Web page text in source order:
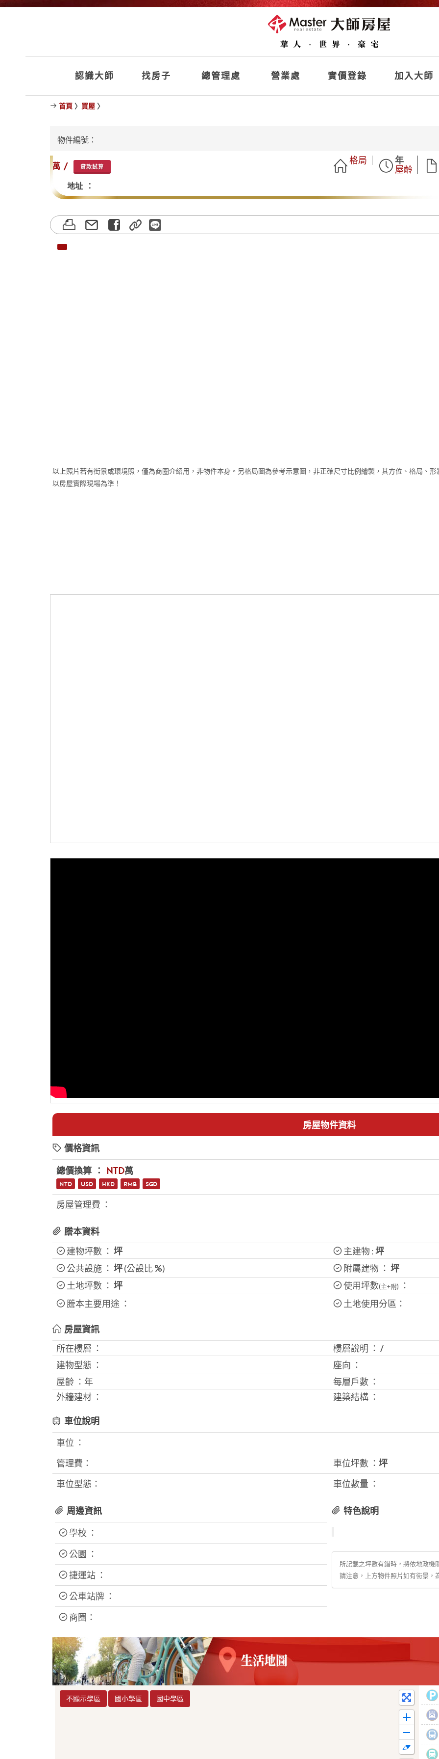
認識大師 找房子 總管理處 營業處 實價登錄 加入大師
首頁 〉 買屋 〉
物件編號：
萬 / 貸款試算
地址 ：
格局
年
屋齡
以上照片若有街景或環境照，僅為商圈介紹用，非物件本身。另格局圖為參考示意圖，非正確尺寸比例繪製，其方位、格局、形
以房屋實際現場為準！
房屋物件資料
價格資訊
總價換算 ： NTD萬
NTD USD HKD RMB SGD
房屋管理費 ：
謄本資料
建物坪數 ： 坪 主建物 :坪
公共設施 ： 坪(公設比%) 附屬建物 ： 坪
土地坪數 ： 坪 使用坪數(主+附)
：
謄本主要用途 ：
土地使用分區：
房屋資訊
所在樓層 ： 樓層說明 ： /
建物型態 ：
座向 ：
屋齡 ： 年
每層戶數 ：
外牆建材 ：
建築結構 ：
車位說明
車位 ：
管理費：
車位坪數 ： 坪
車位型態：
車位數量 ：
周邊資訊
學校 ：
公園 ：
捷運站 ：
公車站牌 ：
商圈：
特色說明
所記載之坪數有錯時，將依地政機
請注意，上方物件照片如有街景，
不顯示學區 國小學區 國中學區